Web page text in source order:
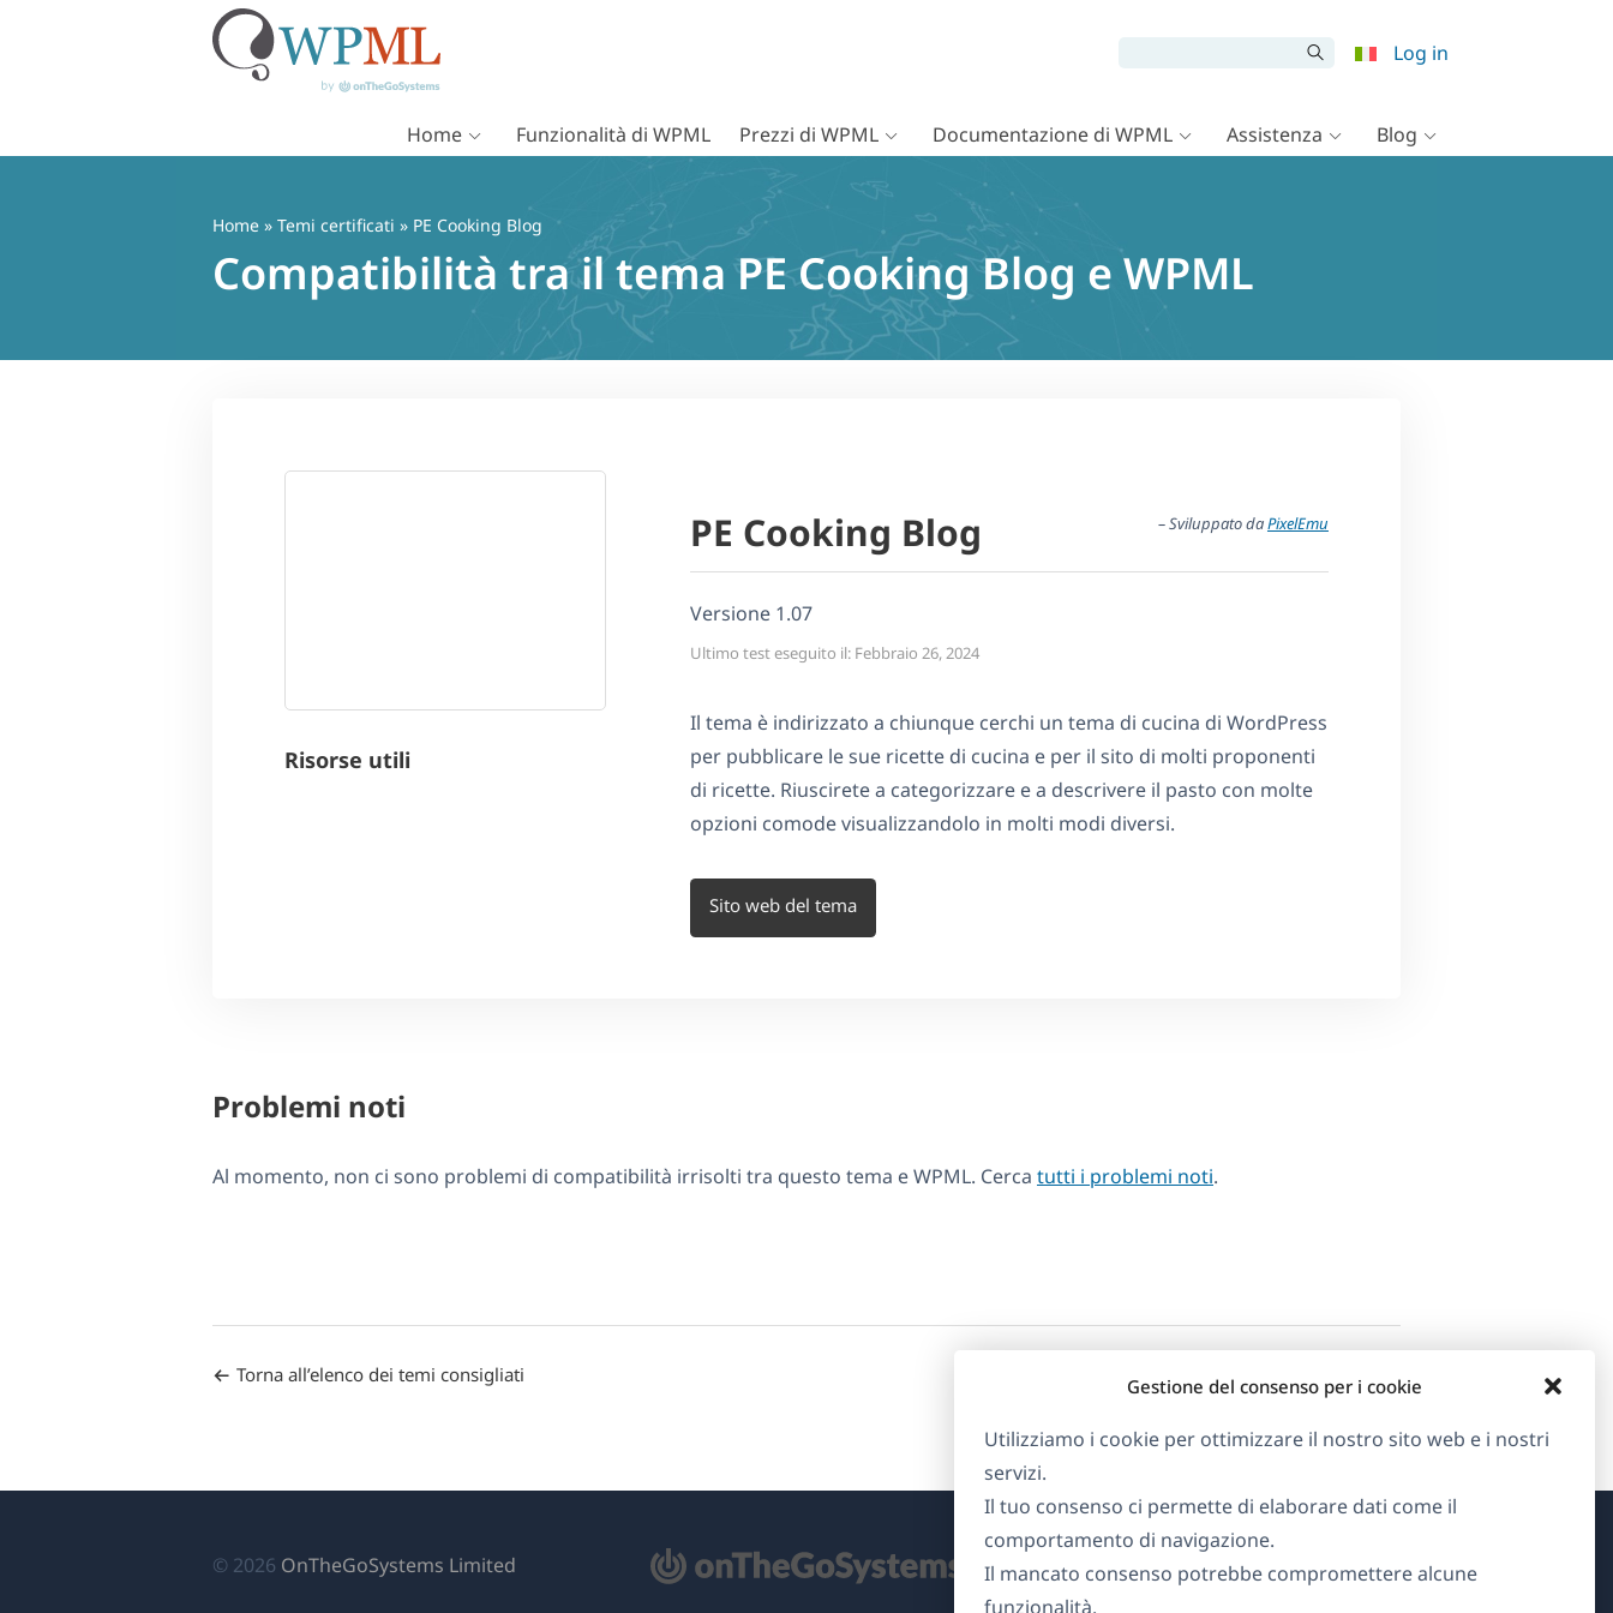
Gestione del consenso per i cookie
Utilizziamo i cookie per ottimizzare il nostro sito web e i nostri
servizi.
Il tuo consenso ci permette di elaborare dati come il
comportamento di navigazione.
Il mancato consenso potrebbe compromettere alcune
funzionalità.
Log in
Home Funzionalità di WPML Prezzi di WPML Documentazione di WPML Assistenza Blog
Home » Temi certificati » PE Cooking Blog
Compatibilità tra il tema PE Cooking Blog e WPML
Risorse utili
PE Cooking Blog – Sviluppato daPixelEmu
Versione 1.07
Ultimo test eseguito il: Febbraio 26, 2024
Il tema è indirizzato a chiunque cerchi un tema di cucina di WordPress
per pubblicare le sue ricette di cucina e per il sito di molti proponenti
di ricette. Riuscirete a categorizzare e a descrivere il pasto con molte
opzioni comode visualizzandolo in molti modi diversi.
Sito web del tema
Problemi noti
Al momento, non ci sono problemi di compatibilità irrisolti tra questo tema e WPML. Cerca tutti i problemi noti.
Torna all’elenco dei temi consigliati
© 2026 OnTheGoSystems Limited
Informazioni su WPML